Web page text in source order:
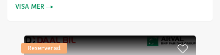
VISA MER
Reserverad